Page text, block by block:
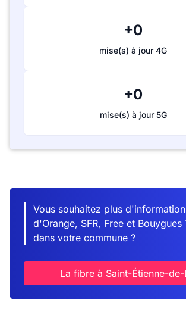
+0
mise(s) à jour 4G
+0
mise(s) à jour 5G
Vous souhaitez plus
d'Orange, SFR, Free et Bouygues
dans votre commune ?
La fibre à Saint-Étienne-de-